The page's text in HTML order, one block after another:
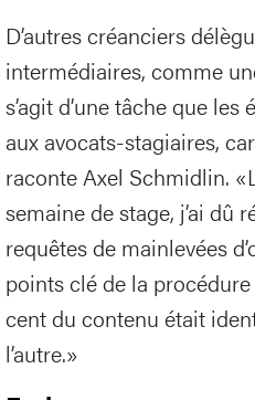
D’autres créanciers
intermédiaires, comme
s’agit d’une tâche que
aux avocats-stagiaires,
raconte Axel Schmidlin.
semaine de stage, j’ai dû
requêtes de mainlevées
points clé de la
cent du contenu était
l’autre.»